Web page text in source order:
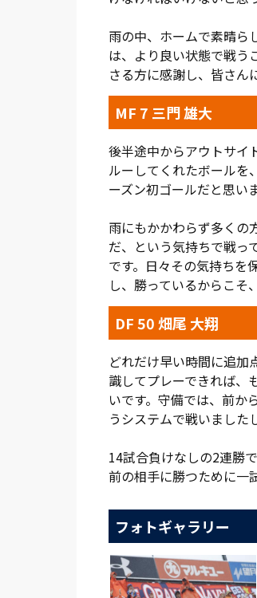
諦めない姿勢が実を結ん
います。引分けや負けて
(総評:岩本勝暁／写真:高
雨の中、ホームで素晴ら
は、より良い状態で戦う
さる方に感謝し、皆さん
MF 7 三門 雄大
後半途中からアウトサイ
ルーしてくれたボールを
ーズン初ゴールだと思いま
雨にもかかわらず多くの
だ、という気持ちで戦っ
です。日々その気持ちを
し、勝っているからこそ
DF 50 畑尾 大翔
どれだけ早い時間に追加
識してプレーできれば、
いです。守備では、前か
うシステムで戦いました
14試合負けなしの2連勝
前の相手に勝つために一
フォトギャラリー